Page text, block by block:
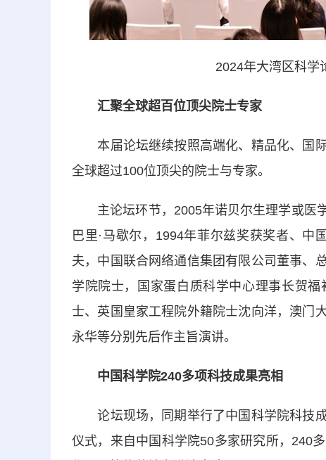
2024年大湾区科学
汇聚全球超百位顶尖院士专家
本届论坛继续按照高端化、精品化、国际
全球超过100位顶尖的院士与专家。
主论坛环节，2005年诺贝尔生理学或医
巴里·马歇尔，1994年菲尔兹奖获奖者、中
夫，中国联合网络通信集团有限公司董事、
学院院士，国家蛋白质科学中心理事长贺
士、英国皇家工程院外籍院士沈向洋，澳门
永华等分别先后作主旨演讲。
中国科学院240多项科技成果亮相
论坛现场，同期举行了中国科学院科技成
仪式，来自中国科学院50多家研究所，240